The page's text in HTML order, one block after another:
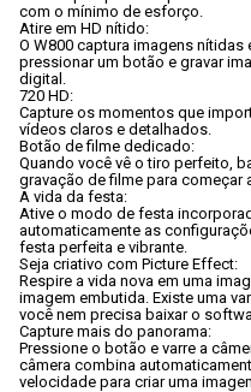
com o mínimo de esforço.
Atire em HD nítido:
O W800 captura imagens nítidas
pressionar um botão e gravar
digital.
720 HD:
Capture os momentos que
vídeos claros e detalhados.
Botão de filme dedicado:
Quando você vê o tiro perfeito,
gravação de filme para começar
A vida da festa:
Ative o modo de festa
automaticamente as
festa perfeita e vibrante.
Seja criativo com Picture Effect:
Respire a vida nova em uma
imagem embutida. Existe uma
você nem precisa baixar o
Capture mais do panorama:
Pressione o botão e varre a
câmera combina
velocidade para criar uma